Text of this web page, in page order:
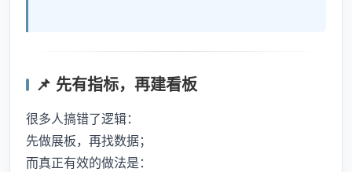
📌 先有指标，再建看板
很多人搞错了逻辑：
先做展板，再找数据；
而真正有效的做法是：